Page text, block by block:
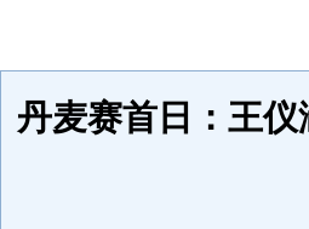
丹麦赛首日：王